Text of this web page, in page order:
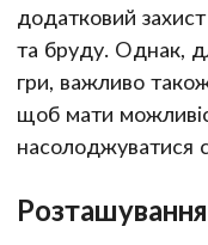
додатковий
та бруду. Однак,
гри, важливо
щоб мати
насолоджуватися
Розташування